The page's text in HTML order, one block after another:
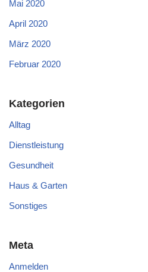
Mai 2020
April 2020
März 2020
Februar 2020
Kategorien
Alltag
Dienstleistung
Gesundheit
Haus & Garten
Sonstiges
Meta
Anmelden